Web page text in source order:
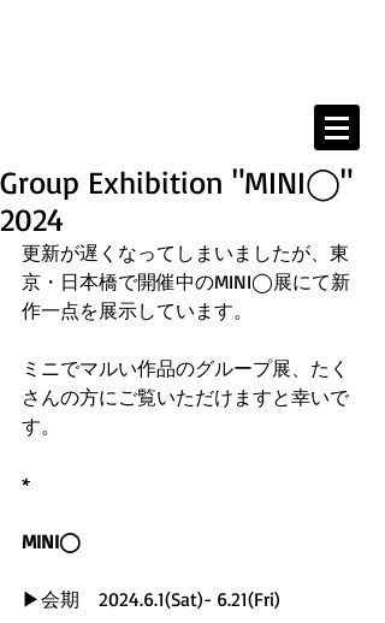
Group Exhibition "MINI◯"
2024
更新が遅くなってしまいましたが、東
京・日本橋で開催中のMINI◯展にて新
作一点を展示しています。
ミニでマルい作品のグループ展、たく
さんの方にご覧いただけますと幸いで
す。
*
MINI◯
▶︎会期　2024.6.1(Sat)- 6.21(Fri)